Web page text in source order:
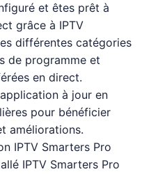
et êtes prêt à
grâce à IPTV
différentes catégories
de programme et
en direct.
à jour en
pour bénéficier
améliorations.
IPTV Smarters Pro
IPTV Smarters Pro